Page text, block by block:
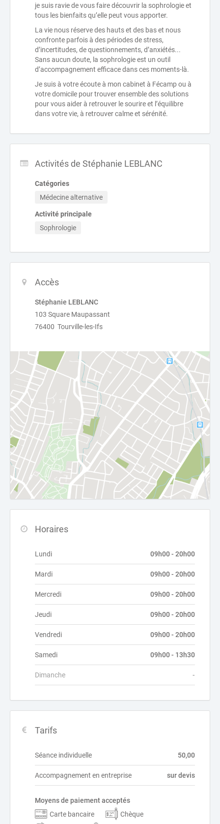
je suis ravie de vous faire découvrir la sophrologie et
tous les bienfaits qu’elle peut vous apporter.
La vie nous réserve des hauts et des bas et nous
confronte parfois à des périodes de stress,
d’incertitudes, de questionnements, d’anxiétés...
Sans aucun doute, la sophrologie est un outil
d’accompagnement efficace dans ces moments-là.
Je suis à votre écoute à mon cabinet à Fécamp ou à
votre domicile pour trouver ensemble des solutions
pour vous aider à retrouver le sourire et l’équilibre
dans votre vie, à retrouver calme et sérénité.
Activités de Stéphanie LEBLANC
Catégories
Médecine alternative
Activité principale
Sophrologie
Accès
Stéphanie LEBLANC
103 Square Maupassant
76400 Tourville-les-Ifs
Horaires
Lundi 09h00 - 20h00
Mardi 09h00 - 20h00
Mercredi 09h00 - 20h00
Jeudi 09h00 - 20h00
Vendredi 09h00 - 20h00
Samedi 09h00 - 13h30
Dimanche -
Tarifs
Séance individuelle 50,00
Accompagnement en entreprise sur devis
Moyens de paiement acceptés
Carte bancaire
Chèque